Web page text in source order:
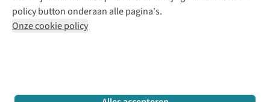
policy button onderaan alle pagina's.
Onze cookie policy
O My Bag
Revolution
+32 (0)3 828 30 15 team@juttu.be